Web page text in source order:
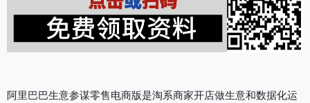
阿里巴巴生意参谋零售电商版是淘系商家开店做生意和数据化运